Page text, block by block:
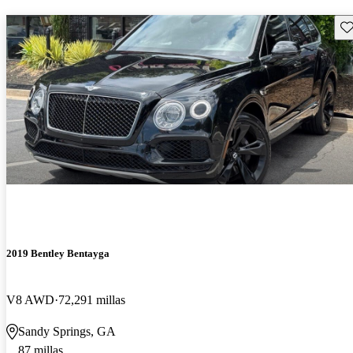
2019 Bentley Bentayga
V8 AWD 72,291 millas
Sandy Springs, GA